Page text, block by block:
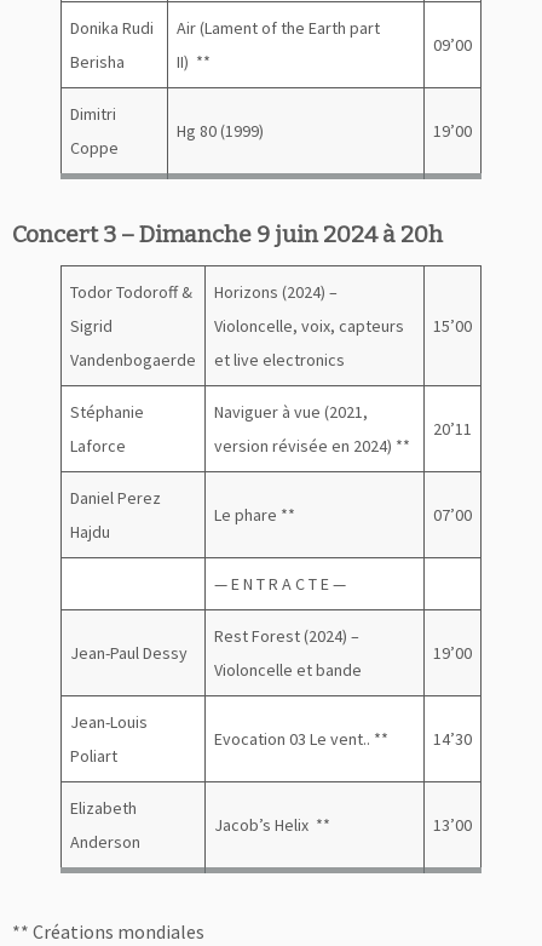
Donika Rudi
Berisha
Air (Lament of the Earth part
II) **
09’00
Dimitri
Coppe
Hg 80 (1999) 19’00
Concert 3 – Dimanche 9 juin 2024 à 20h
Todor Todoroff &
Sigrid
Vandenbogaerde
Horizons (2024) –
Violoncelle, voix, capteurs
et live electronics
15’00
Stéphanie
Laforce
Naviguer à vue (2021,
version révisée en 2024) **
20’11
Daniel Perez
Hajdu
Le phare ** 07’00
— E N T R A C T E —
Jean-Paul Dessy
Rest Forest (2024) –
Violoncelle et bande
19’00
Jean-Louis
Poliart
Evocation 03 Le vent.. ** 14’30
Elizabeth
Anderson
Jacob’s Helix ** 13’00
** Créations mondiales